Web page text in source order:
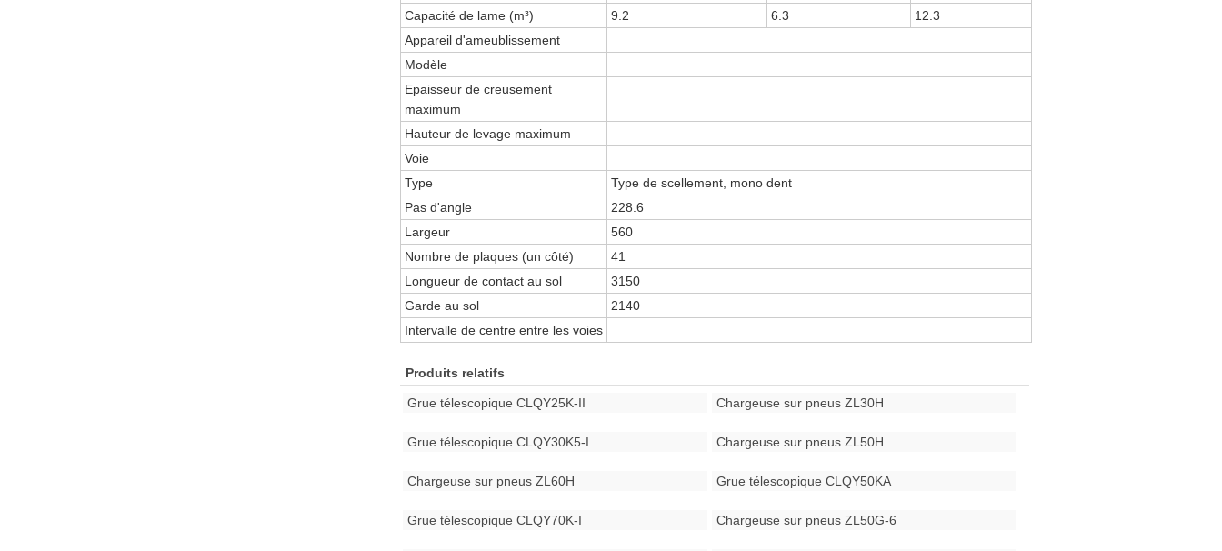
Capacité de lame (m³)
9.2 6.3
12.3
Appareil d'ameublissement
Modèle
Epaisseur de creusement
maximum
Hauteur de levage maximum
Voie
Type
Type de scellement, mono dent
Pas d'angle
228.6
Largeur
560
Nombre de plaques (un côté)
41
Longueur de contact au sol
3150
Garde au sol
2140
Intervalle de centre entre les voies
Produits relatifs
Grue télescopique CLQY25K-II Chargeuse sur pneus ZL30H
Grue télescopique CLQY30K5-I Chargeuse sur pneus ZL50H
Chargeuse sur pneus ZL60H Grue télescopique CLQY50KA
Grue télescopique CLQY70K-I Chargeuse sur pneus ZL50G-6